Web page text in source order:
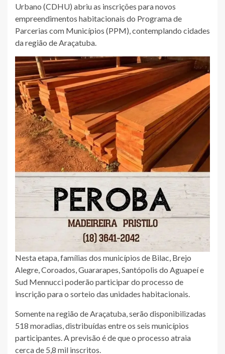
Urbano (CDHU) abriu as inscrições para novos
empreendimentos habitacionais do Programa de
Parcerias com Municípios (PPM), contemplando cidades
da região de Araçatuba.
Nesta etapa, famílias dos municípios de Bilac, Brejo
Alegre, Coroados, Guararapes, Santópolis do Aguapeí e
Sud Mennucci poderão participar do processo de
inscrição para o sorteio das unidades habitacionais.
Somente na região de Araçatuba, serão disponibilizadas
518 moradias, distribuídas entre os seis municípios
participantes. A previsão é de que o processo atraia
cerca de 5,8 mil inscritos.